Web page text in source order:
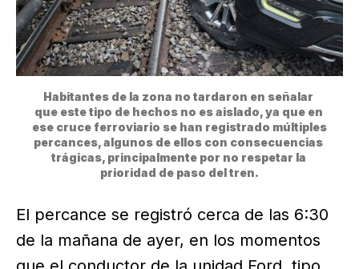
Habitantes de la zona no tardaron en señalar
que este tipo de hechos no es aislado, ya que en
ese cruce ferroviario se han registrado múltiples
percances, algunos de ellos con consecuencias
trágicas, principalmente por no respetar la
prioridad de paso del tren.
El percance se registró cerca de las 6:30
de la mañana de ayer, en los momentos